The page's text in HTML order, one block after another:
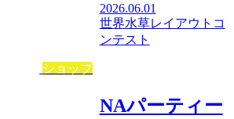
2026.06.01
世界水草レイアウトコ
ンテスト
ショップ
NAパーティー